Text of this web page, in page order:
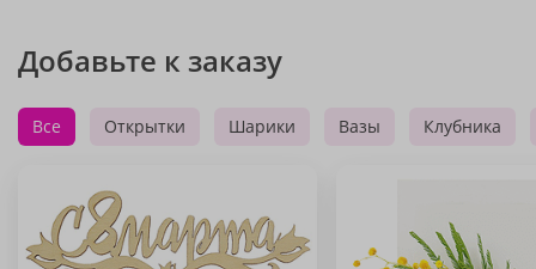
Добавьте к заказу
Все Открытки Шарики Вазы Клубника